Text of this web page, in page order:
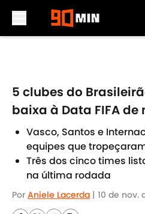
5 clubes do
baixa à Data FIFA de
Vasco, Santos e
equipes que
Três dos cinco times
na última rodada
Por Aniele Lacerda | 10 de nov.